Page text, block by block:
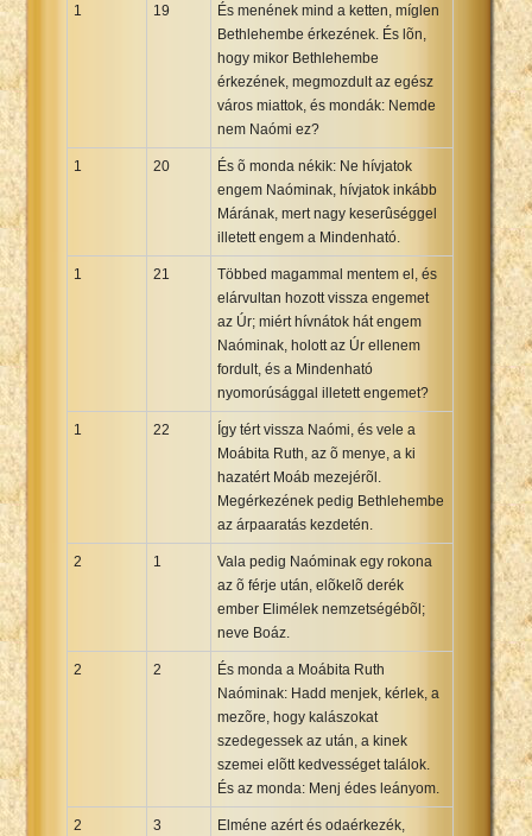
1 19
És menének mind a ketten, míglen
Bethlehembe érkezének. És lõn,
hogy mikor Bethlehembe
érkezének, megmozdult az egész
város miattok, és mondák: Nemde
nem Naómi ez?
1 20
És õ monda nékik: Ne hívjatok
engem Naóminak, hívjatok inkább
Márának, mert nagy keserûséggel
illetett engem a Mindenható.
1 21
Többed magammal mentem el, és
elárvultan hozott vissza engemet
az Úr; miért hívnátok hát engem
Naóminak, holott az Úr ellenem
fordult, és a Mindenható
nyomorúsággal illetett engemet?
1 22
Így tért vissza Naómi, és vele a
Moábita Ruth, az õ menye, a ki
hazatért Moáb mezejérõl.
Megérkezének pedig Bethlehembe
az árpaaratás kezdetén.
2 1
Vala pedig Naóminak egy rokona
az õ férje után, elõkelõ derék
ember Elimélek nemzetségébõl;
neve Boáz.
2 2
És monda a Moábita Ruth
Naóminak: Hadd menjek, kérlek, a
mezõre, hogy kalászokat
szedegessek az után, a kinek
szemei elõtt kedvességet találok.
És az monda: Menj édes leányom.
2 3
Elméne azért és odaérkezék,